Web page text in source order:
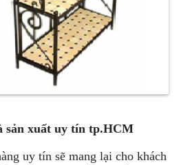
sản xuất uy tín tp.HCM
uy tín sẽ mang lại cho khách